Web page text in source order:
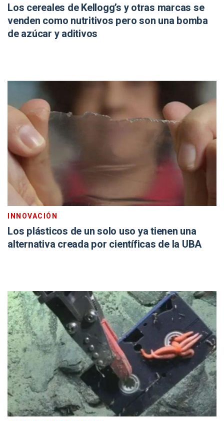
Los cereales de Kellogg’s y otras marcas se
venden como nutritivos pero son una bomba
de azúcar y aditivos
INNOVACIÓN
Los plásticos de un solo uso ya tienen una
alternativa creada por científicas de la UBA